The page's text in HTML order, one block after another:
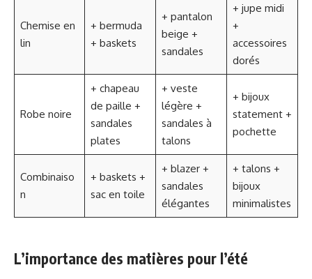
Chemise en
lin
+ bermuda
+ baskets
+ pantalon
beige +
sandales
+ jupe midi
+
accessoires
dorés
Robe noire
+ chapeau
de paille +
sandales
plates
+ veste
légère +
sandales à
talons
+ bijoux
statement +
pochette
Combinaiso
n
+ baskets +
sac en toile
+ blazer +
sandales
élégantes
+ talons +
bijoux
minimalistes
L’importance des matières pour l’été